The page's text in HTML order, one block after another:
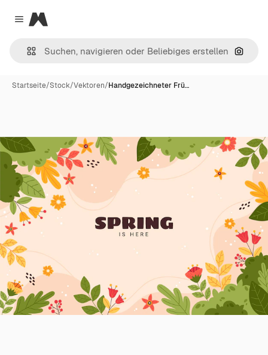
Close menu
Magnific
Nach
Startseite/Stock/Vektoren/Handgezeichneter Frü…